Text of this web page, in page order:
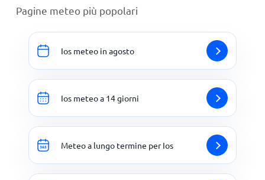
Pagine meteo più popolari
Ios meteo in agosto
Ios meteo a 14 giorni
Meteo a lungo termine per Ios